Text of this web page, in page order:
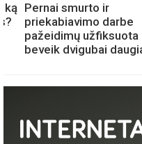
ką Pernai smurto ir
priekabiavimo darbe
pažeidimų užfiksuota
beveik dvigubai